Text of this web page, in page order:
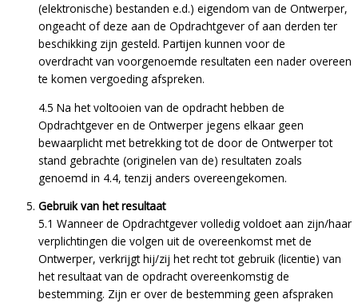
(elektronische) bestanden e.d.) eigendom van de Ontwerper,
ongeacht of deze aan de Opdrachtgever of aan derden ter
beschikking zijn gesteld. Partijen kunnen voor de
overdracht van voorgenoemde resultaten een nader overeen
te komen vergoeding afspreken.
4.5 Na het voltooien van de opdracht hebben de
Opdrachtgever en de Ontwerper jegens elkaar geen
bewaarplicht met betrekking tot de door de Ontwerper tot
stand gebrachte (originelen van de) resultaten zoals
genoemd in 4.4, tenzij anders overeengekomen.
Gebruik van het resultaat
5.1 Wanneer de Opdrachtgever volledig voldoet aan zijn/haar
verplichtingen die volgen uit de overeenkomst met de
Ontwerper, verkrijgt hij/zij het recht tot gebruik (licentie) van
het resultaat van de opdracht overeenkomstig de
bestemming. Zijn er over de bestemming geen afspraken